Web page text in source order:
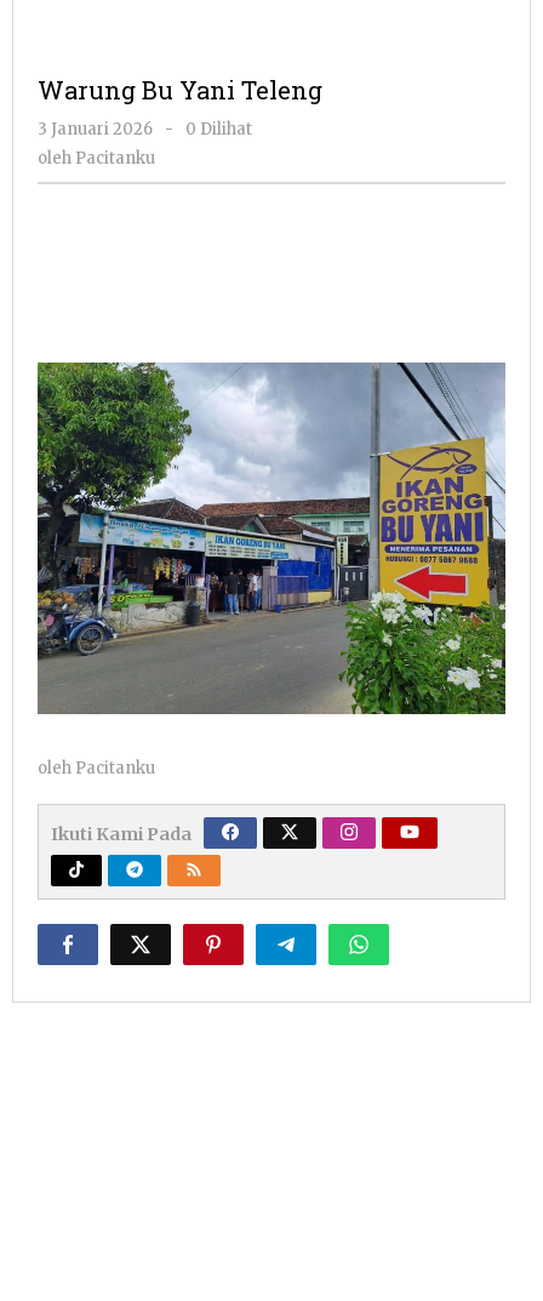
Warung Bu Yani Teleng
3 Januari 2026
oleh
-
0 Dilihat
oleh Pacitanku
oleh Pacitanku
Ikuti Kami Pada